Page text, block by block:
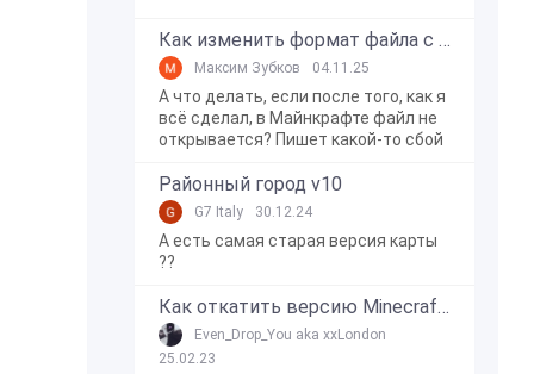
Как изменить формат файла с zip в mcworld?
Максим Зубков 04.11.25
А что делать, если после того, как я
всё сделал, в Майнкрафте файл не
открывается? Пишет какой-то сбой
Районный город v10
G7 Italy 30.12.24
А есть самая старая версия карты
??
Как откатить версию Minecraft Bedrock Edition на Windows 10?
Even_Drop_You aka xxLondon
25.02.23